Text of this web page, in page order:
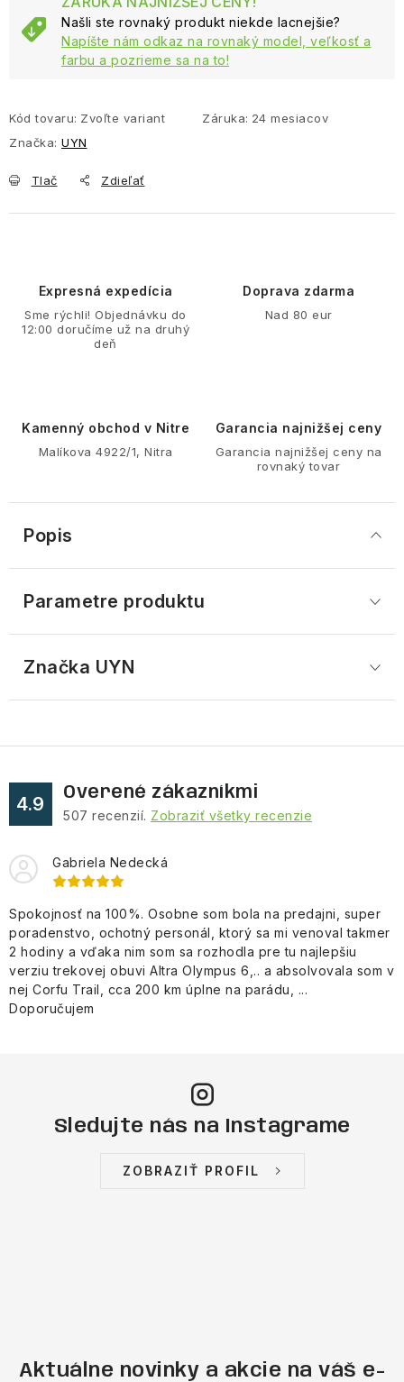
Našli ste rovnaký produkt niekde lacnejšie?
Napíšte nám odkaz na rovnaký model, veľkosť a
farbu a pozrieme sa na to!
Kód tovaru: Zvoľte variant Záruka: 24 mesiacov
Značka: UYN
Tlač Zdieľať
Expresná expedícia
Sme rýchli! Objednávku do
12:00 doručíme už na druhý
deň
Doprava zdarma
Nad 80 eur
Kamenný obchod v Nitre
Malíkova 4922/1, Nitra
Garancia najnižšej ceny
Garancia najnižšej ceny na
rovnaký tovar
Popis
Parametre produktu
Značka UYN
4.9
Overené zákazníkmi
507 recenzií. Zobraziť všetky recenzie
Gabriela Nedecká
Spokojnosť na 100%. Osobne som bola na predajni, super
poradenstvo, ochotný personál, ktorý sa mi venoval takmer
2 hodiny a vďaka nim som sa rozhodla pre tu najlepšiu
verziu trekovej obuvi Altra Olympus 6,.. a absolvovala som v
nej Corfu Trail, cca 200 km úplne na parádu, ...
Doporučujem
Sledujte nás na Instagrame
ZOBRAZIŤ PROFIL
Aktuálne novinky a akcie na váš e-